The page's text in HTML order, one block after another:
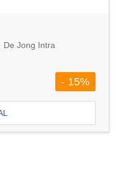
De Jong Intra
- 15%